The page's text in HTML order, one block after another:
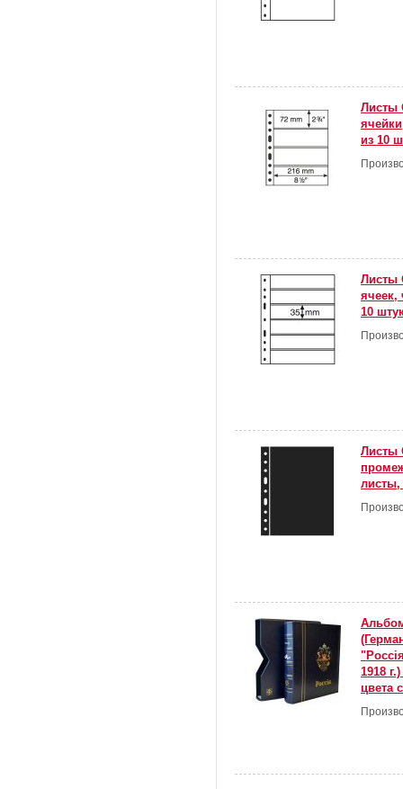
Листы
из 10
Листы
ячеек,
10
Листы
листы,
1918
цвета